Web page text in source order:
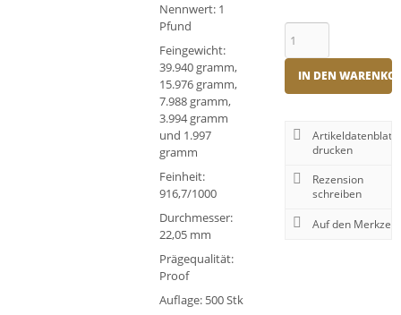
Nennwert: 1
Pfund
Feingewicht:
39.940 gramm,
15.976 gramm,
7.988 gramm,
3.994 gramm
und 1.997
gramm
Feinheit:
916,7/1000
Durchmesser:
22,05 mm
Prägequalität:
Proof
Auflage: 500 Stk
IN DEN
Artikeldatenblatt
drucken
Rezension
schreiben